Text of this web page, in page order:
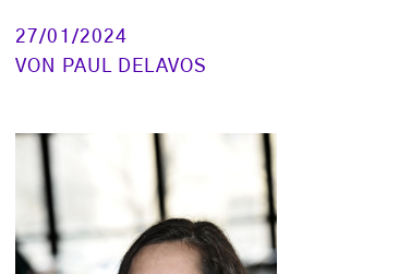
27/01/2024
VON
PAUL DELAVOS